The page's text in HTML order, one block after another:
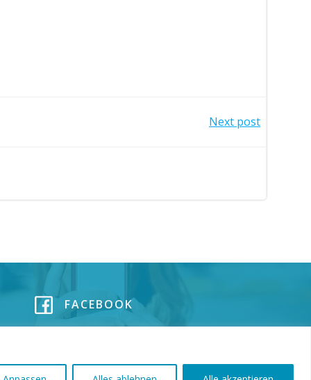
Next post
FACEBOOK